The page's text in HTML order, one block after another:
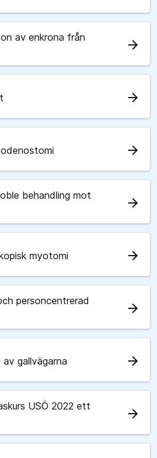
av enkrona från
arrow_forward
arrow_forward
arrow_forward
behandling mot
arrow_forward
myotomi arrow_forward
personcentrerad
arrow_forward
av gallvägarna arrow_forward
USÖ 2022 ett
arrow_forward